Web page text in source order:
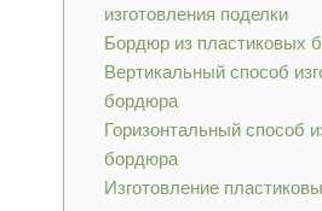
изготовления поделки
Бордюр из пластиковых
Вертикальный способ
бордюра
Горизонтальный способ
бордюра
Изготовление